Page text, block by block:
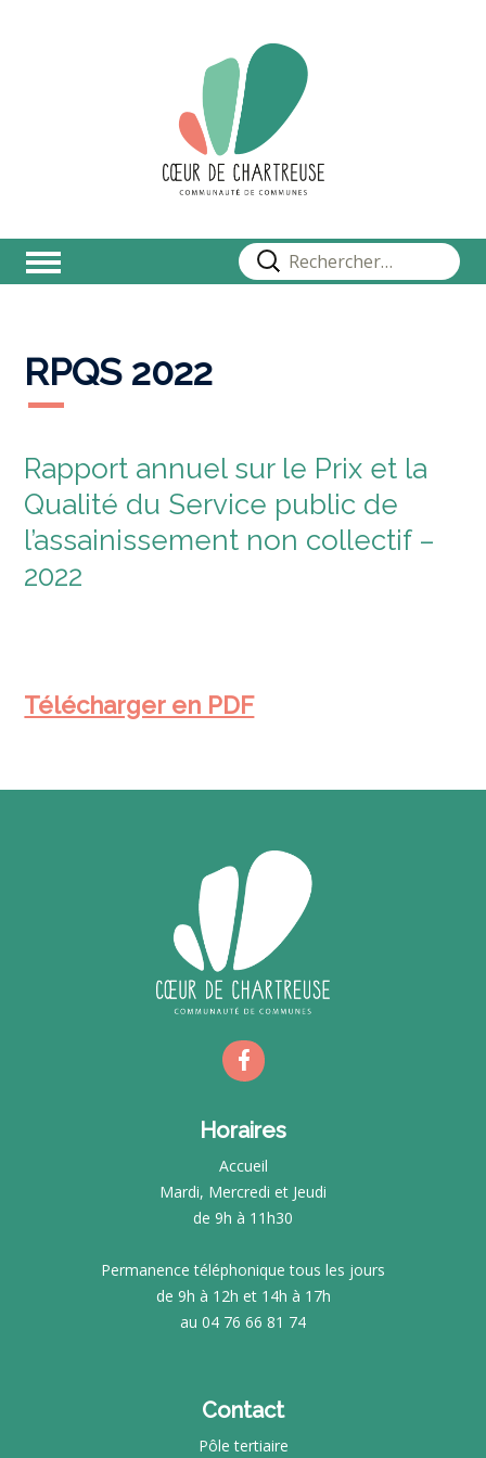
Rechercher :
RPQS 2022
Rapport annuel sur le Prix et la
Qualité du Service public de
l’assainissement non collectif –
2022
Télécharger en PDF
Horaires
Accueil
Mardi, Mercredi et Jeudi
de 9h à 11h30
Permanence téléphonique tous les jours
de 9h à 12h et 14h à 17h
au 04 76 66 81 74
Contact
Pôle tertiaire